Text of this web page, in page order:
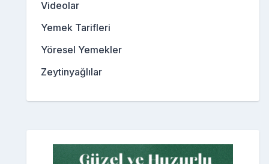
Videolar
Yemek Tarifleri
Yöresel Yemekler
Zeytinyağlılar